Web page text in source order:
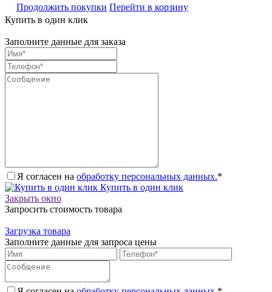
Продолжить покупки Перейти в корзину
Купить в один клик
Заполните данные для заказа
Я согласен на обработку персональных данных.*
Купить в один клик
Закрыть окно
Запросить стоимость товара
Загрузка товара
Заполните данные для запроса цены